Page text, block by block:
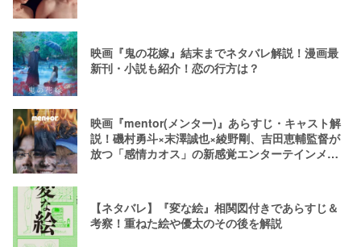
映画『鬼の花嫁』結末までネタバレ解説！漫画最
新刊・小説も紹介！恋の行方は？
映画『mentor(メンター)』あらすじ・キャスト解
説！磯村勇斗×末澤誠也×綾野剛、吉田恵輔監督が
放つ「感情カオス」の新感覚エンターテインメン
【ネタバレ】『変な絵』相関図付きであらすじ＆
考察！重ねた絵や優太のその後を解説